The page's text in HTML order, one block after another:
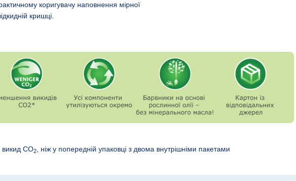
коригувачу наповнення мірної
кришці.
CO2 , ніж у попередній упаковці з двома внутрішніми пакетами